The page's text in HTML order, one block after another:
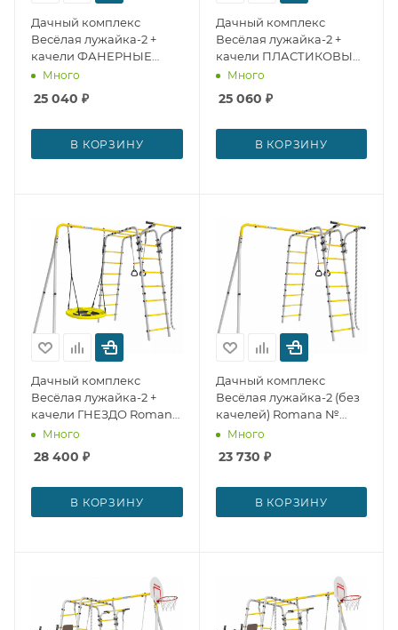
Дачный комплекс
Весёлая лужайка-2 +
качели ФАНЕРНЫЕ
Romana № 24519
Много
25 040 ₽
В КОРЗИНУ
Дачный комплекс
Весёлая лужайка-2 +
качели ПЛАСТИКОВЫЕ
Romana № 24518
Много
25 060 ₽
В КОРЗИНУ
Дачный комплекс
Весёлая лужайка-2 +
качели ГНЕЗДО Romana
№ 24517
Много
28 400 ₽
В КОРЗИНУ
Дачный комплекс
Весёлая лужайка-2 (без
качелей) Romana №
24516
Много
23 730 ₽
В КОРЗИНУ